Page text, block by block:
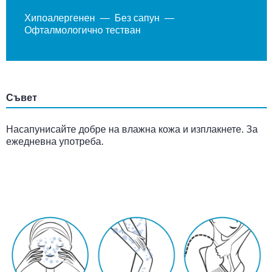
Хипоалергенен
Без сапун
Офталмологично тестван
Съвет
Насапунисайте добре на влажна кожа и изплакнете. За
ежедневна употреба.